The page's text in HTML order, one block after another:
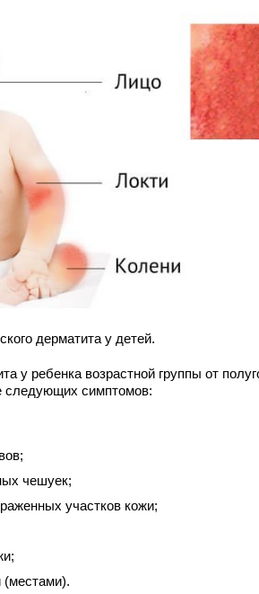
дерматита у детей.
у ребенка возрастной группы от
следующих симптомов:
чешуек;
участков кожи;
(местами).